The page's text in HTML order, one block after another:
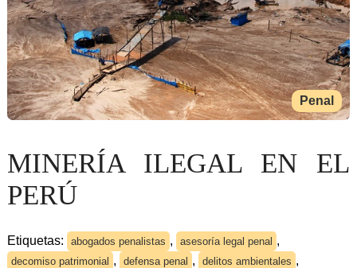
Penal
MINERÍA ILEGAL EN EL
PERÚ
Etiquetas: abogados penalistas , asesoría legal penal ,
decomiso patrimonial , defensa penal , delitos ambientales ,